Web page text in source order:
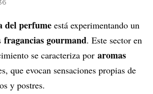
del perfume está experimentando un
fragancias gourmand. Este sector en
se caracteriza por aromas
que evocan sensaciones propias de
y postres.